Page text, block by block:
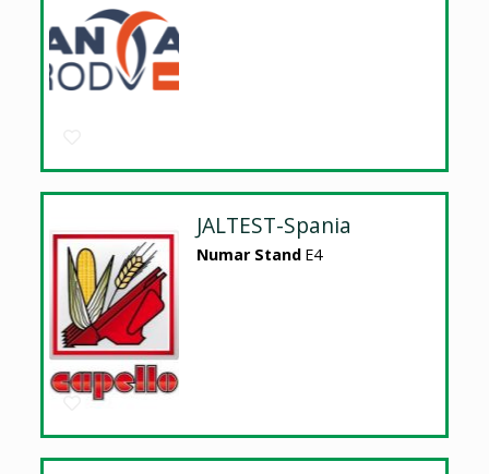
JALTEST-Spania
Numar Stand E4